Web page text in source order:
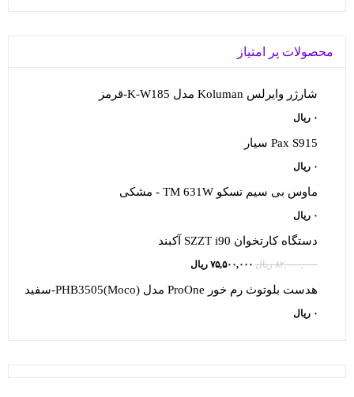
محصولات پر امتیاز
شارژر وایرلس Koluman مدل K-W185-قرمز
۰ ریال
Pax S915 سیار
۰ ریال
ماوس بی سیم تسکو TM 631W - مشکی
۰ ریال
دستگاه کارتخوان SZZT i90 آکبند
۸۲,۰۰۰,۰۰۰ ریال قیمت
اصلی:
۷۵,۵۰۰,۰۰۰ ریال
فعلی: هدست بلوتوث رم خور ProOne مدل (Moco)PHB3505-سفید
۰ ریال